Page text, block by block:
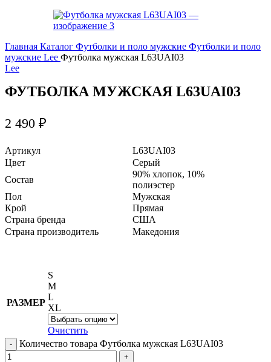
Главная Каталог Футболки и поло мужские Футболки и поло
мужские Lee Футболка мужская L63UAI03
Lee
ФУТБОЛКА МУЖСКАЯ L63UAI03
2 490 ₽
Артикул
L63UAI03
Цвет
Серый
Состав
90% хлопок, 10%
полиэстер
Пол
Мужская
Крой
Прямая
Страна бренда
США
Страна производитель
Македония
РАЗМЕР
S
M
L
XL
Очистить
Количество товара Футболка мужская L63UAI03